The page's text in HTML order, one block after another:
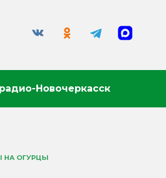
Новочеркасск
НА ОГУРЦЫ